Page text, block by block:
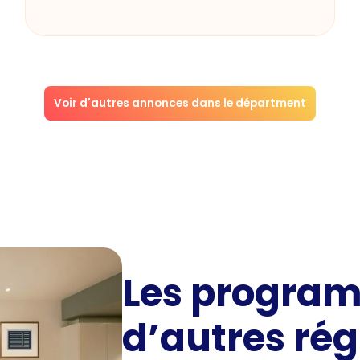
Voir d'autres annonces dans le départment
Les
d’autres